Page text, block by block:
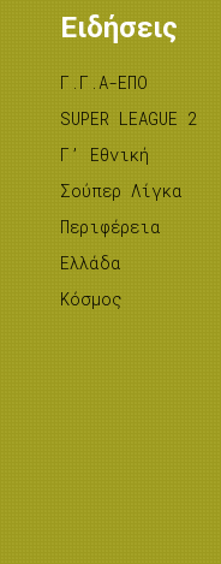
Ειδήσεις
Γ.Γ.Α-ΕΠΟ
SUPER LEAGUE 2
Γ’ Εθνική
Σούπερ Λίγκα
Περιφέρεια
Ελλάδα
Κόσμος